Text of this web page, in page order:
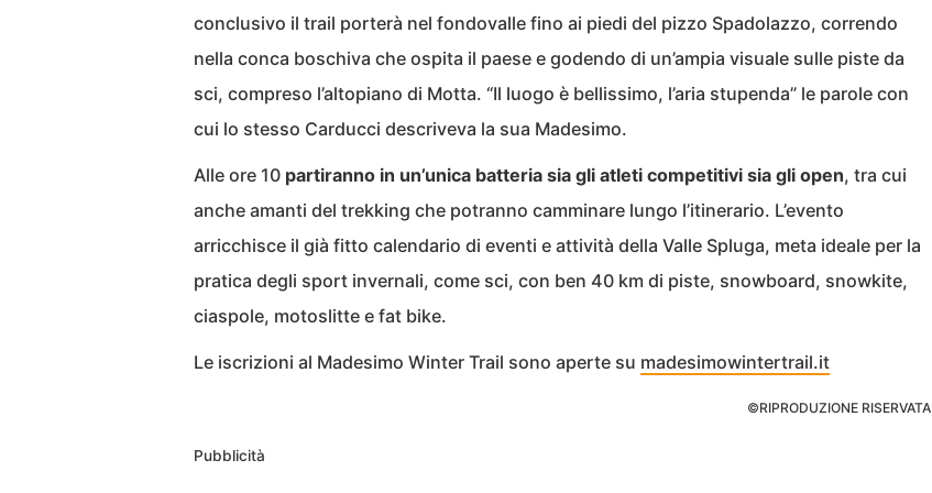
conclusivo il trail porterà nel fondovalle fino ai piedi del pizzo Spadolazzo, correndo
nella conca boschiva che ospita il paese e godendo di un’ampia visuale sulle piste da
sci, compreso l’altopiano di Motta. “Il luogo è bellissimo, l’aria stupenda” le parole con
cui lo stesso Carducci descriveva la sua Madesimo.
Alle ore 10 partiranno in un’unica batteria sia gli atleti competitivi sia gli open, tra cui
anche amanti del trekking che potranno camminare lungo l’itinerario. L’evento
arricchisce il già fitto calendario di eventi e attività della Valle Spluga, meta ideale per la
pratica degli sport invernali, come sci, con ben 40 km di piste, snowboard, snowkite,
ciaspole, motoslitte e fat bike.
Le iscrizioni al Madesimo Winter Trail sono aperte su madesimowintertrail.it
©RIPRODUZIONE RISERVATA
Pubblicità